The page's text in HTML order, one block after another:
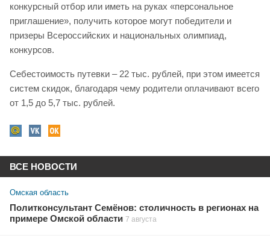
конкурсный отбор или иметь на руках «персональное
приглашение», получить которое могут победители и
призеры Всероссийских и национальных олимпиад,
конкурсов.
Себестоимость путевки – 22 тыс. рублей, при этом имеется
систем скидок, благодаря чему родители оплачивают всего
от 1,5 до 5,7 тыс. рублей.
ВСЕ НОВОСТИ
Омская область
Политконсультант Семёнов: столичность в регионах на
примере Омской области 7 августа